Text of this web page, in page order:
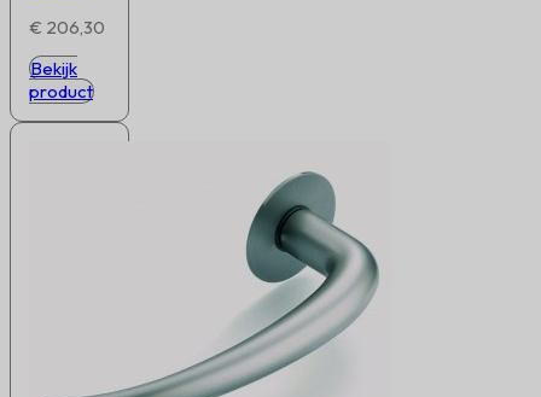
€ 206,30
Bekijk
product